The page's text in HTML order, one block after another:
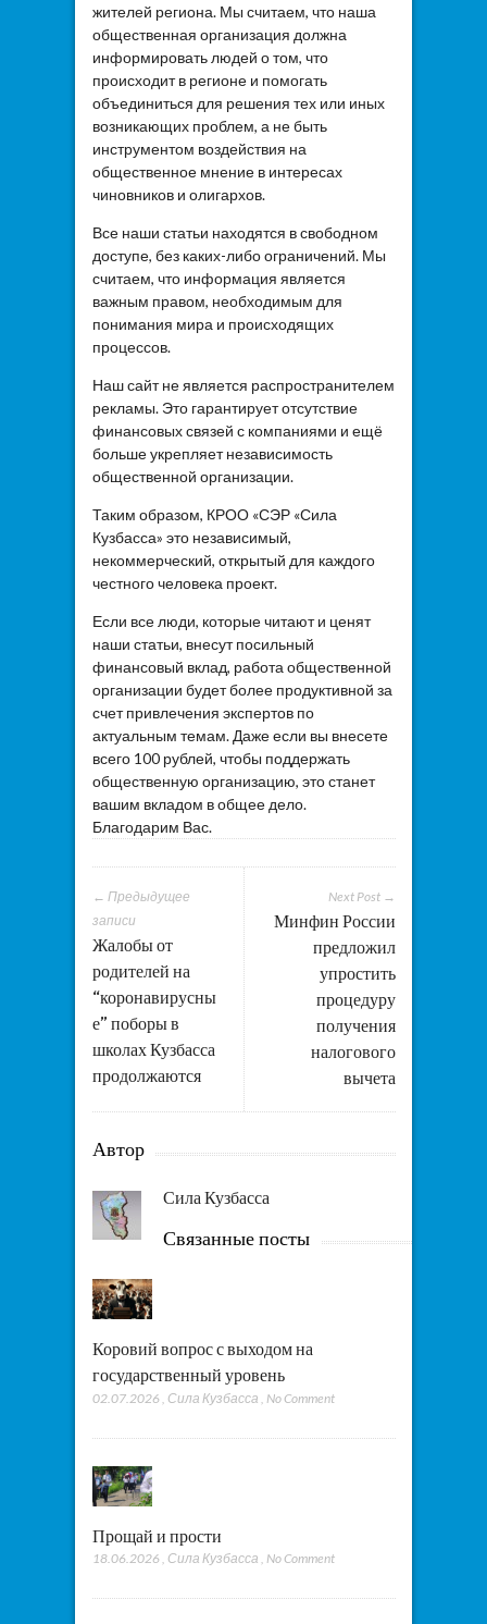
жителей региона. Мы считаем, что наша
общественная организация должна
информировать людей о том, что
происходит в регионе и помогать
объединиться для решения тех или иных
возникающих проблем, а не быть
инструментом воздействия на
общественное мнение в интересах
чиновников и олигархов.
Все наши статьи находятся в свободном
доступе, без каких-либо ограничений. Мы
считаем, что информация является
важным правом, необходимым для
понимания мира и происходящих
процессов.
Наш сайт не является распространителем
рекламы. Это гарантирует отсутствие
финансовых связей с компаниями и ещё
больше укрепляет независимость
общественной организации.
Таким образом, КРОО «СЭР «Сила
Кузбасса» это независимый,
некоммерческий, открытый для каждого
честного человека проект.
Если все люди, которые читают и ценят
наши статьи, внесут посильный
финансовый вклад, работа общественной
организации будет более продуктивной за
счет привлечения экспертов по
актуальным темам. Даже если вы внесете
всего 100 рублей, чтобы поддержать
общественную организацию, это станет
вашим вкладом в общее дело.
Благодарим Вас.
Next Post →
Минфин России
предложил
упростить
процедуру
получения
налогового
вычета
← Предыдущее
записи
Жалобы от
родителей на
“коронавирусны
е” поборы в
школах Кузбасса
продолжаются
Автор
Сила Кузбасса
Связанные посты
Коровий вопрос с выходом на
государственный уровень
02.07.2026 Сила Кузбасса No Comment
Прощай и прости
18.06.2026 , Сила Кузбасса , No Comment